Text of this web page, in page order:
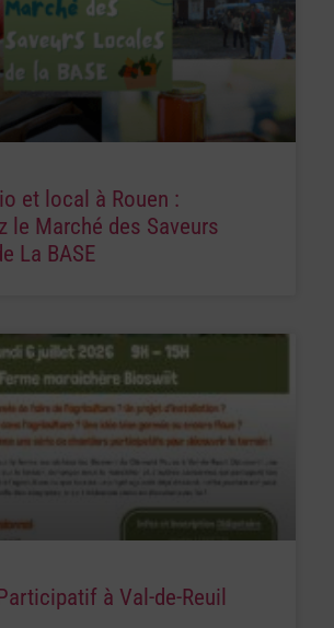
et local à Rouen :
le Marché des Saveurs
La BASE
à Val-de-Reuil